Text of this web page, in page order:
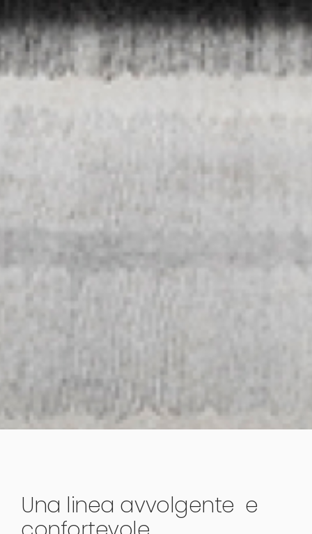
Una linea avvolgente e